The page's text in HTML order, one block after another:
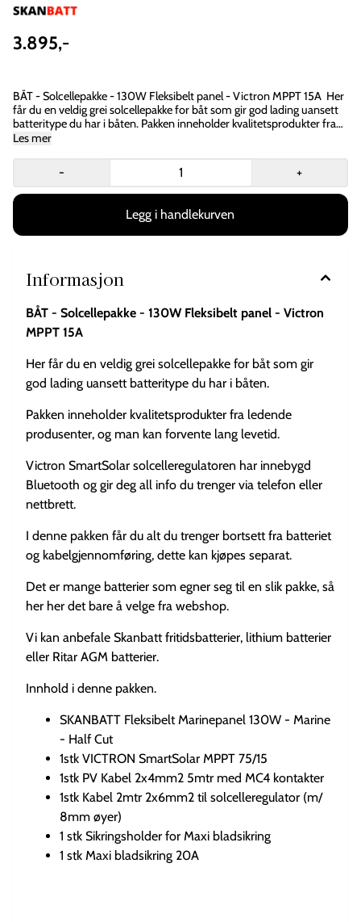
3.895,-
BÅT - Solcellepakke - 130W Fleksibelt panel - Victron MPPT 15A Her
får du en veldig grei solcellepakke for båt som gir god lading uansett
batteritype du har i båten. Pakken inneholder kvalitetsprodukter fra
ledende produsenter, og man kan forvente lang levetid. Victron
info du trenger via telefon eller nettbrett. I denne pakken får du alt du
trenger bortsett fra batteriet og kabelgjennomføring, dette kan kjøpes
separat. Det er mange batterier som egner seg til en slik pakke, så her
her det bare å velge fra webshop. Vi kan anbefale Skanbatt
fritidsbatterier, lithium batterier eller Ritar AGM batterier. Innhold i
denne pakken. SKANBATT Fleksibelt Marinepanel 130W - Marine -
solcelleregulator (m/ 8mm øyer) 1 stk Sikringsholder for
Maxi bladsikring 1 stk Maxi bladsikring 20A
Les mer
- +
Informasjon
BÅT - Solcellepakke - 130W Fleksibelt panel - Victron
MPPT 15A
Her får du en veldig grei solcellepakke for båt som gir
god lading uansett batteritype du har i båten.
Pakken inneholder kvalitetsprodukter fra ledende
produsenter, og man kan forvente lang levetid.
Victron SmartSolar solcelleregulatoren har innebygd
Bluetooth og gir deg all info du trenger via telefon eller
nettbrett.
I denne pakken får du alt du trenger bortsett fra batteriet
og kabelgjennomføring, dette kan kjøpes separat.
Det er mange batterier som egner seg til en slik pakke, så
her her det bare å velge fra webshop.
Vi kan anbefale Skanbatt fritidsbatterier, lithium batterier
eller Ritar AGM batterier.
Innhold i denne pakken.
SKANBATT Fleksibelt Marinepanel 130W - Marine
- Half Cut
1stk VICTRON SmartSolar MPPT 75/15
1stk PV Kabel 2x4mm2 5mtr med MC4 kontakter
1stk Kabel 2mtr 2x6mm2 til solcelleregulator (m/
8mm øyer)
1 stk Sikringsholder for Maxi bladsikring
1 stk Maxi bladsikring 20A